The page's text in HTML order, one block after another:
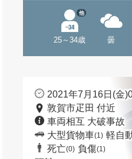
25～34歳
他
曇
2021年7月16日(金
敦賀市疋田 付近
車両相互 大破事故
大型貨物車(1) 軽自
死亡(0) 負傷(1)